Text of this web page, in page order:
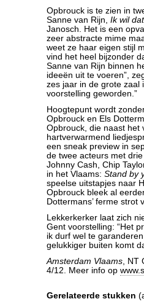
Opbrouck is te zien in
Sanne van Rijn, Ik wil
Janosch. Het is een
zeer abstracte mime
weet ze haar eigen stijl
vind het heel bijzonder
Sanne van Rijn binnen
ideeën uit te voeren”,
zes jaar in de grote zaal
voorstelling geworden.”
Hoogtepunt wordt
Opbrouck en Els
Opbrouck, die naast het
hartverwarmend
een sneak preview in
de twee acteurs met
Johnny Cash, Chip
in het Vlaams: Stand by
speelse uitstapjes naar
Opbrouck bleek al
Dottermans’ ferme strot
Lekkerkerker laat zich
Gent voorstelling: “Het
ik durf wel te
gelukkiger buiten komt
Amsterdam Vlaams, NT
4/12. Meer info op
Gerelateerde stukken